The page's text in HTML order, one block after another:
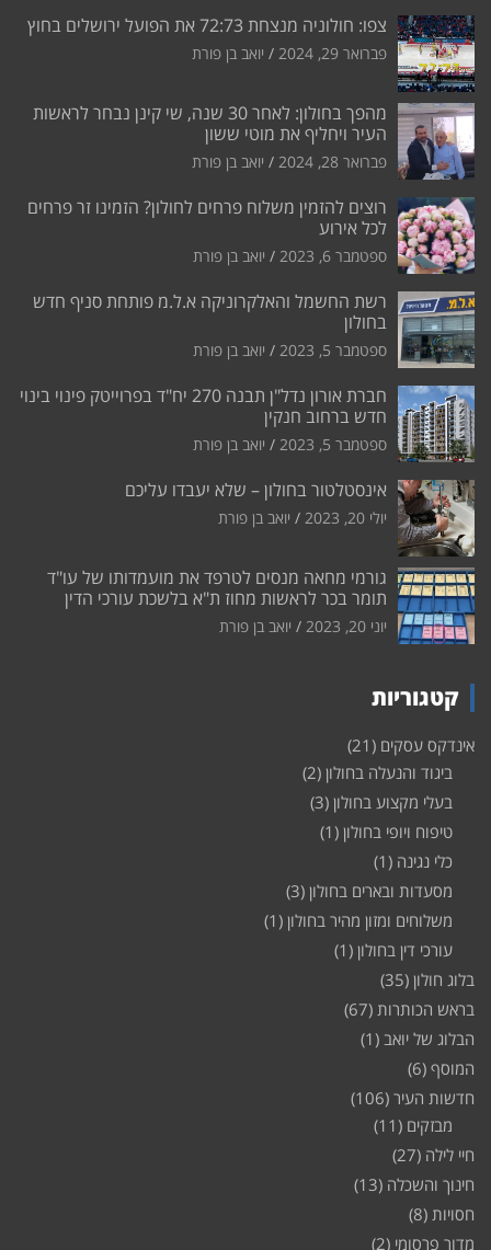
צפו: חולוניה מנצחת 72:73 את הפועל ירושלים בחוץ
פברואר 29, 2024 יואב בן פורת
מהפך בחולון: לאחר 30 שנה, שי קינן נבחר לראשות
העיר ויחליף את מוטי ששון
פברואר 28, 2024 יואב בן פורת
רוצים להזמין משלוח פרחים לחולון? הזמינו זר פרחים
לכל אירוע
ספטמבר 6, 2023 יואב בן פורת
רשת החשמל והאלקרוניקה א.ל.מ פותחת סניף חדש
בחולון
ספטמבר 5, 2023 יואב בן פורת
חברת אורון נדל"ן תבנה 270 יח"ד בפרוייטק פינוי בינוי
חדש ברחוב חנקין
ספטמבר 5, 2023 יואב בן פורת
אינסטלטור בחולון – שלא יעבדו עליכם
יולי 20, 2023 יואב בן פורת
גורמי מחאה מנסים לטרפד את מועמדותו של עו"ד
תומר בכר לראשות מחוז ת"א בלשכת עורכי הדין
יוני 20, 2023 יואב בן פורת
קטגוריות
אינדקס עסקים (21)
ביגוד והנעלה בחולון (2)
בעלי מקצוע בחולון (3)
טיפוח ויופי בחולון (1)
כלי נגינה (1)
מסעדות ובארים בחולון (3)
משלוחים ומזון מהיר בחולון (1)
עורכי דין בחולון (1)
בלוג חולון (35)
בראש הכותרות (67)
הבלוג של יואב (1)
המוסף (6)
חדשות העיר (106)
מבזקים (11)
חיי לילה (27)
חינוך והשכלה (13)
חסויות (8)
מדור פרסומי (2)